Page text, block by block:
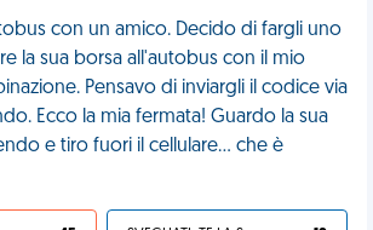
con un amico. Decido di fargli uno
la sua borsa all'autobus con il mio
Pensavo di inviargli il codice via
Ecco la mia fermata! Guardo la sua
e tiro fuori il cellulare... che è